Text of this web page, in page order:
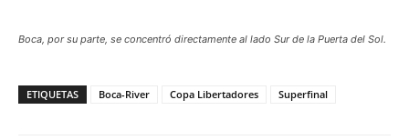
Boca, por su parte, se concentró directamente al lado Sur de la Puerta del Sol.
ETIQUETAS Boca-River Copa Libertadores Superfinal